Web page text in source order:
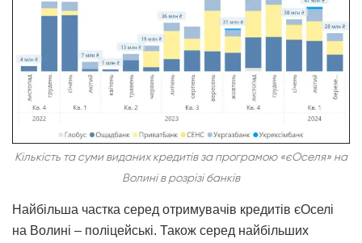
Кількість та суми виданих кредитів за програмою «єОселя» на
Волині в розрізі банків
Найбільша частка серед отримувачів кредитів єОселі
на Волині – поліцейські. Також серед найбільших